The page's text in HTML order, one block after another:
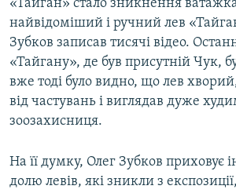
«Тайган» стало зникнення
найвідоміший і ручний лев
Зубков записав тисячі відео.
«Тайгану», де був присутній Чук,
вже тоді було видно, що лев
від частувань і виглядав дуже
зоозахисниця.
На її думку, Олег Зубков приховує
долю левів, які зникли з